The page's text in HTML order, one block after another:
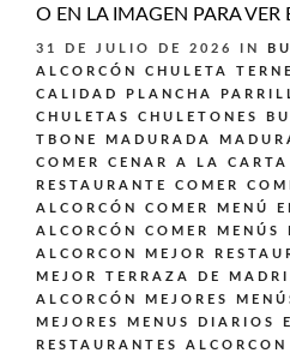
O EN LA IMAGEN PARA VER
31 DE JULIO DE 2026 IN
ALCORCÓN
CHULETA
CALIDAD PLANCHA
CHULETAS CHULETONES
TBONE MADURADA
COMER CENAR A LA
RESTAURANTE
COMER
ALCORCÓN
COMER MENÚ
ALCORCÓN
COMER MENÚS
ALCORCON
MEJOR
MEJOR TERRAZA DE
ALCORCÓN
MEJORES
MEJORES MENUS DIARIOS
RESTAURANTES ALCORCON